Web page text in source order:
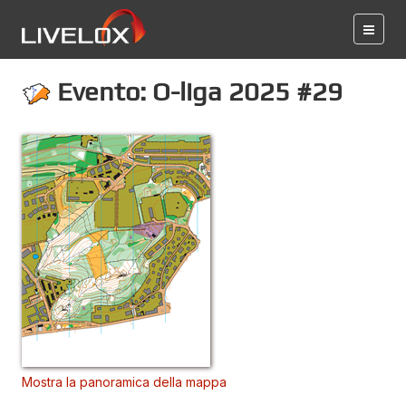
Evento: O-liga 2025 #29
Mostra la panoramica della mappa